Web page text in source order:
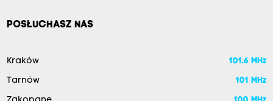
POSŁUCHASZ NAS
Kraków 101.6 MHz
Tarnów 101 MHz